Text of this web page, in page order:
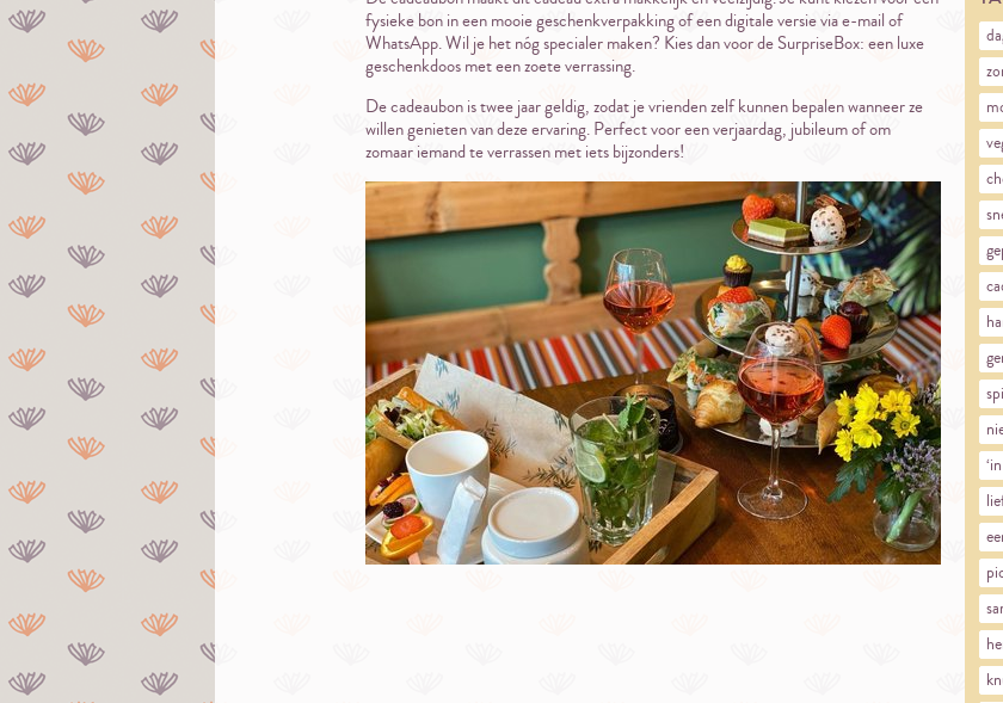
fysieke bon in een mooie geschenkverpakking of een digitale versie via e-mail of
WhatsApp. Wil je het nóg specialer maken? Kies dan voor de SurpriseBox: een luxe
geschenkdoos met een zoete verrassing.
De cadeaubon is twee jaar geldig, zodat je vrienden zelf kunnen bepalen wanneer ze
willen genieten van deze ervaring. Perfect voor een verjaardag, jubileum of om
zomaar iemand te verrassen met iets bijzonders!